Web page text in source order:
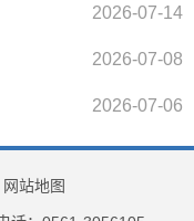
2026-07-14
2026-07-08
2026-07-06
网站地图